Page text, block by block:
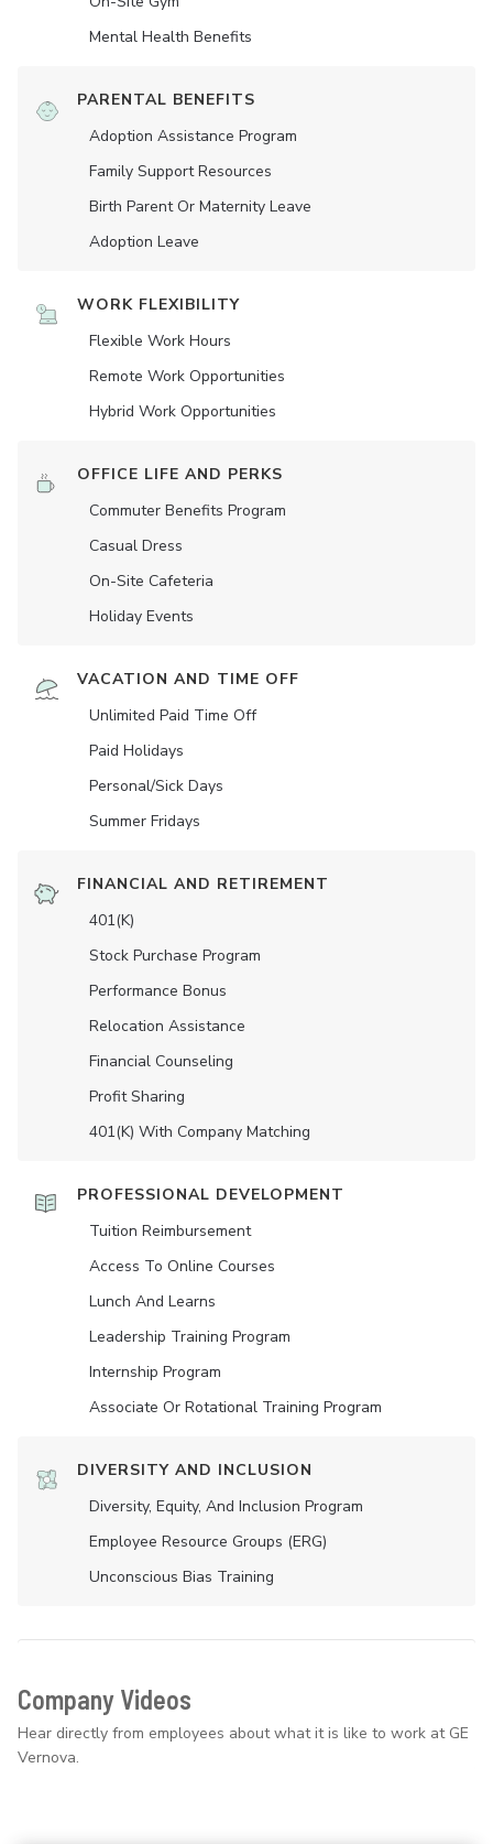
Mental Health Benefits
PARENTAL BENEFITS
Adoption Assistance Program
Family Support Resources
Birth Parent Or Maternity Leave
Adoption Leave
WORK FLEXIBILITY
Flexible Work Hours
Remote Work Opportunities
Hybrid Work Opportunities
OFFICE LIFE AND PERKS
Commuter Benefits Program
Casual Dress
On-Site Cafeteria
Holiday Events
VACATION AND TIME OFF
Unlimited Paid Time Off
Paid Holidays
Personal/Sick Days
Summer Fridays
FINANCIAL AND RETIREMENT
401(K)
Stock Purchase Program
Performance Bonus
Relocation Assistance
Financial Counseling
Profit Sharing
401(K) With Company Matching
PROFESSIONAL DEVELOPMENT
Tuition Reimbursement
Access To Online Courses
Lunch And Learns
Leadership Training Program
Internship Program
Associate Or Rotational Training Program
DIVERSITY AND INCLUSION
Diversity, Equity, And Inclusion Program
Employee Resource Groups (ERG)
Unconscious Bias Training
Company Videos
Hear directly from employees about what it is like to work at GE
Vernova.